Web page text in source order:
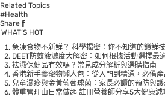
Related Topics
#Health
Share
WHAT’S HOT
急凍食物不新鮮？ 科學揭密：你不知道的鎖鮮技
DEET防蚊液濃度大解密：如何根據活動選擇最
袪濕保健品有效嗎？常見成分解析與選購指南
香港新手養寵物懶人包：從入門到精通，必備
兒童濕疹與金黃葡萄球菌：家長必讀的預防與
體重管理由日常做起 註冊營養師分享5大健康減